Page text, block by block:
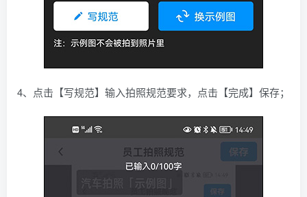
4、点击【写规范】输入拍照规范要求，点击【完成】保存；